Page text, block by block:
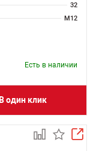
32
M12
Есть в наличии
В один клик